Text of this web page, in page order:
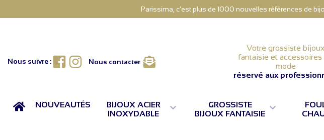
Parissima, c'est plus de 1000 nouvelles références de
Nous suivre : Facebook
Instagram
Nous contacter
Votre grossiste bijoux
fantaisie et accessoires
mode
réservé aux
ACCUEILNOUVEAUTÉS
BIJOUX ACIER
INOXYDABLE

GROSSISTE
BIJOUX FANTAISIE 